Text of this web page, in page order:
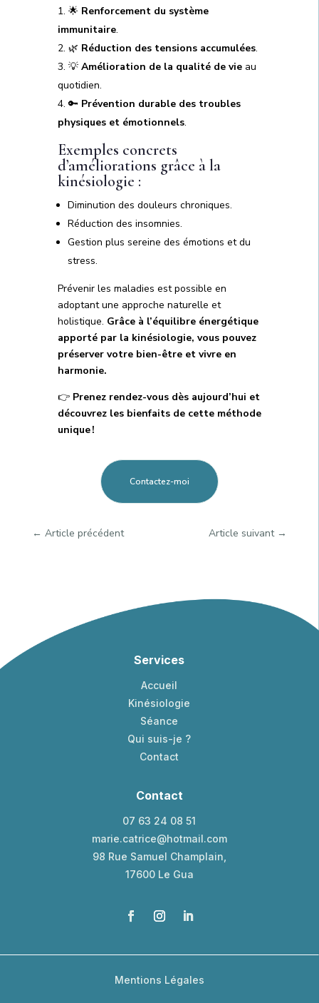
🌟 Renforcement du système
immunitaire.
🌿 Réduction des tensions accumulées.
💡 Amélioration de la qualité de vieau
quotidien.
🔑 Prévention durable des troubles
physiques et émotionnels.
Exemples concrets
d’améliorations grâce à la
kinésiologie :
Diminution des douleurs chroniques.
Réduction des insomnies.
Gestion plus sereine des émotions et du
stress.
Prévenir les maladies est possible en
adoptant une approche naturelle et
holistique. Grâce à l’équilibre énergétique
apporté par la kinésiologie, vous pouvez
préserver votre bien-être et vivre en
harmonie.
👉 Prenez rendez-vous dès aujourd’hui et
découvrez les bienfaits de cette méthode
unique !
Contactez-moi
← Article précédent Article suivant→
Services
Accueil
Kinésiologie
Séance
Qui suis-je ?
Contact
Contact
07 63 24 08 51
marie.catrice@hotmail.com
98 Rue Samuel Champlain,
17600 Le Gua
Mentions Légales